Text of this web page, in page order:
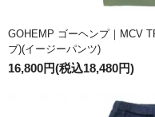
GOHEMP ゴーヘンプ｜MCV
ブ)(イージーパンツ)
16,800円(税込18,480円)